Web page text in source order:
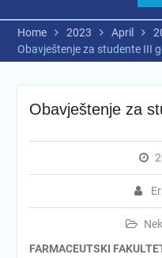
Home 2023 April
Obavještenje za studente III
Obavještenje za
FARMACEUTSKI